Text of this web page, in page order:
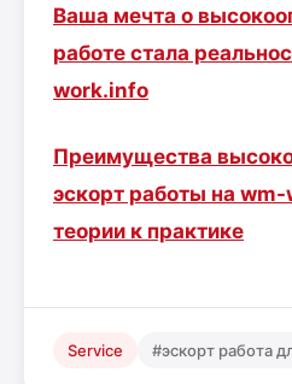
Ваша мечта о
работе стала
work.info
Преимущества
эскорт работы на
теории к практике
Service #эскорт работа